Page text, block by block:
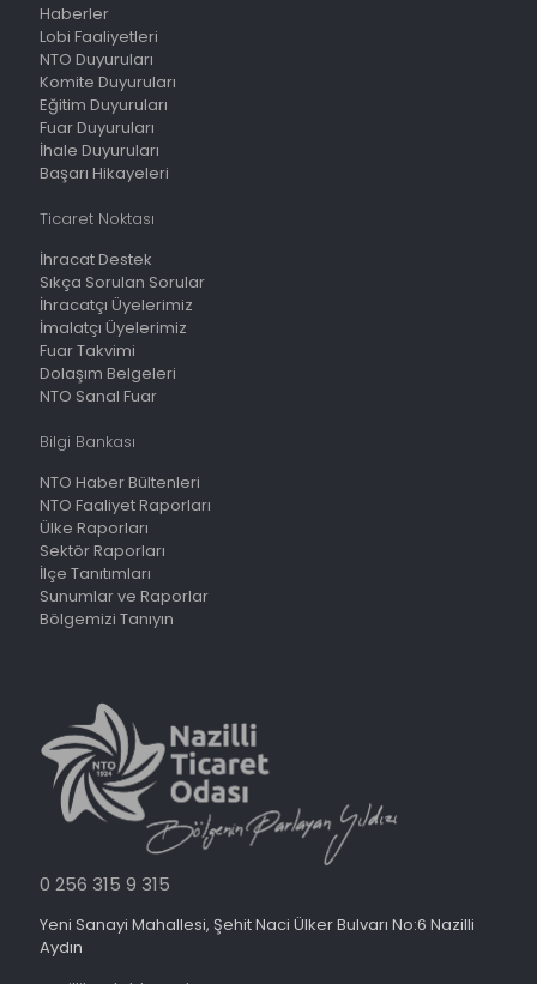
Haberler
Lobi Faaliyetleri
NTO Duyuruları
Komite Duyuruları
Eğitim Duyuruları
Fuar Duyuruları
İhale Duyuruları
Başarı Hikayeleri
Ticaret Noktası
İhracat Destek
Sıkça Sorulan Sorular
İhracatçı Üyelerimiz
İmalatçı Üyelerimiz
Fuar Takvimi
Dolaşım Belgeleri
NTO Sanal Fuar
Bilgi Bankası
NTO Haber Bültenleri
NTO Faaliyet Raporları
Ülke Raporları
Sektör Raporları
İlçe Tanıtımları
Sunumlar ve Raporlar
Bölgemizi Tanıyın
0 256 315 9 315
Yeni Sanayi Mahallesi, Şehit Naci Ülker Bulvarı No:6 Nazilli
Aydın